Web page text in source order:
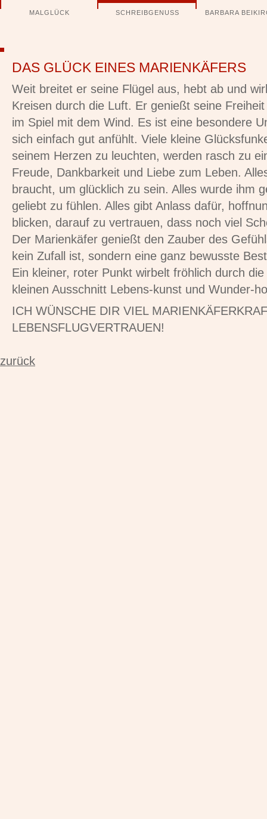
überspringenMALGLÜCK SCHREIBGENUSS BARBARA
DAS GLÜCK EINES MARIENKÄFERS
Weit breitet er seine Flügel aus, hebt ab und
Kreisen durch die Luft. Er genießt seine
im Spiel mit dem Wind. Es ist eine besondere
sich einfach gut anfühlt. Viele kleine
seinem Herzen zu leuchten, werden rasch zu
Freude, Dankbarkeit und Liebe zum Leben.
braucht, um glücklich zu sein. Alles wurde ihm
geliebt zu fühlen. Alles gibt Anlass dafür,
blicken, darauf zu vertrauen, dass noch viel
Der Marienkäfer genießt den Zauber des
kein Zufall ist, sondern eine ganz bewusste
Ein kleiner, roter Punkt wirbelt fröhlich durch
kleinen Ausschnitt Lebens-kunst und Wunder-
ICH WÜNSCHE DIR VIEL
LEBENSFLUGVERTRAUEN!
zurück